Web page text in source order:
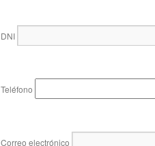
DNI
Teléfono
Correo electrónico